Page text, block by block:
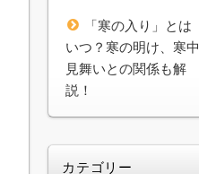
「寒の入り」とは
いつ？寒の明け、寒中
見舞いとの関係も解
説！
カテゴリー